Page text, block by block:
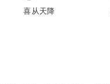
喜从天降